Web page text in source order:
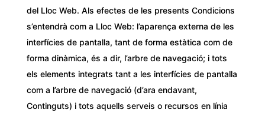
del Lloc Web. Als efectes de les presents Condicions
s’entendrà com a Lloc Web: l’aparença externa de les
interfícies de pantalla, tant de forma estàtica com de
forma dinàmica, és a dir, l’arbre de navegació; i tots
els elements integrats tant a les interfícies de pantalla
com a l’arbre de navegació (d’ara endavant,
Continguts) i tots aquells serveis o recursos en línia